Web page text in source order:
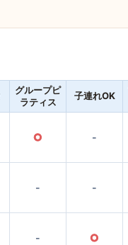
グループピ
ラティス
子連れOK
○ -
- -
- ○